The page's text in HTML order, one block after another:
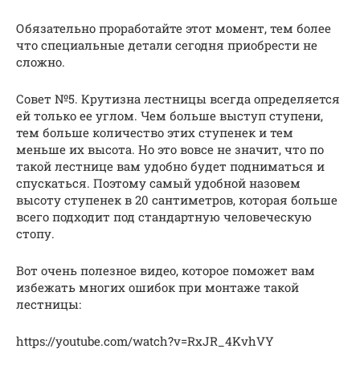
Обязательно проработайте этот момент, тем более
что специальные детали сегодня приобрести не
сложно.
Совет №5. Крутизна лестницы всегда определяется
ей только ее углом. Чем больше выступ ступени,
тем больше количество этих ступенек и тем
меньше их высота. Но это вовсе не значит, что по
такой лестнице вам удобно будет подниматься и
спускаться. Поэтому самый удобной назовем
высоту ступенек в 20 сантиметров, которая больше
всего подходит под стандартную человеческую
стопу.
Вот очень полезное видео, которое поможет вам
избежать многих ошибок при монтаже такой
лестницы:
https://youtube.com/watch?v=RxJR_4KvhVY